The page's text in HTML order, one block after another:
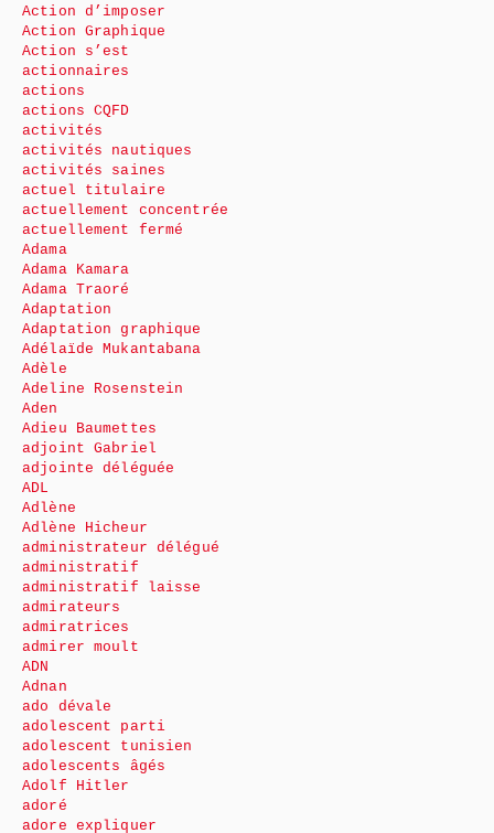
Action d’imposer
Action Graphique
Action s’est
actionnaires
actions
actions CQFD
activités
activités nautiques
activités saines
actuel titulaire
actuellement concentrée
actuellement fermé
Adama
Adama Kamara
Adama Traoré
Adaptation
Adaptation graphique
Adélaïde Mukantabana
Adèle
Adeline Rosenstein
Aden
Adieu Baumettes
adjoint Gabriel
adjointe déléguée
ADL
Adlène
Adlène Hicheur
administrateur délégué
administratif
administratif laisse
admirateurs
admiratrices
admirer moult
ADN
Adnan
ado dévale
adolescent parti
adolescent tunisien
adolescents âgés
Adolf Hitler
adoré
adore expliquer